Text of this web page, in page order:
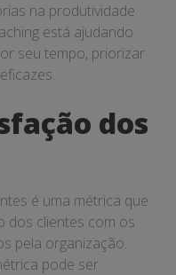
na produtividade
está ajudando
seu tempo, priorizar
dos
é uma métrica que
dos clientes com os
pela organização.
pode ser